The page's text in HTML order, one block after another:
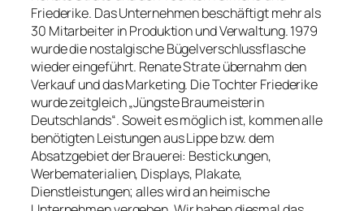
Friederike. Das Unternehmen beschäftigt mehr als
30 Mitarbeiter in Produktion und Verwaltung. 1979
wurde die nostalgische Bügelverschlussflasche
wieder eingeführt. Renate Strate übernahm den
Verkauf und das Marketing. Die Tochter Friederike
wurde zeitgleich „Jüngste Braumeisterin
Deutschlands“. Soweit es möglich ist, kommen alle
benötigten Leistungen aus Lippe bzw. dem
Absatzgebiet der Brauerei: Bestickungen,
Werbematerialien, Displays, Plakate,
Dienstleistungen; alles wird an heimische